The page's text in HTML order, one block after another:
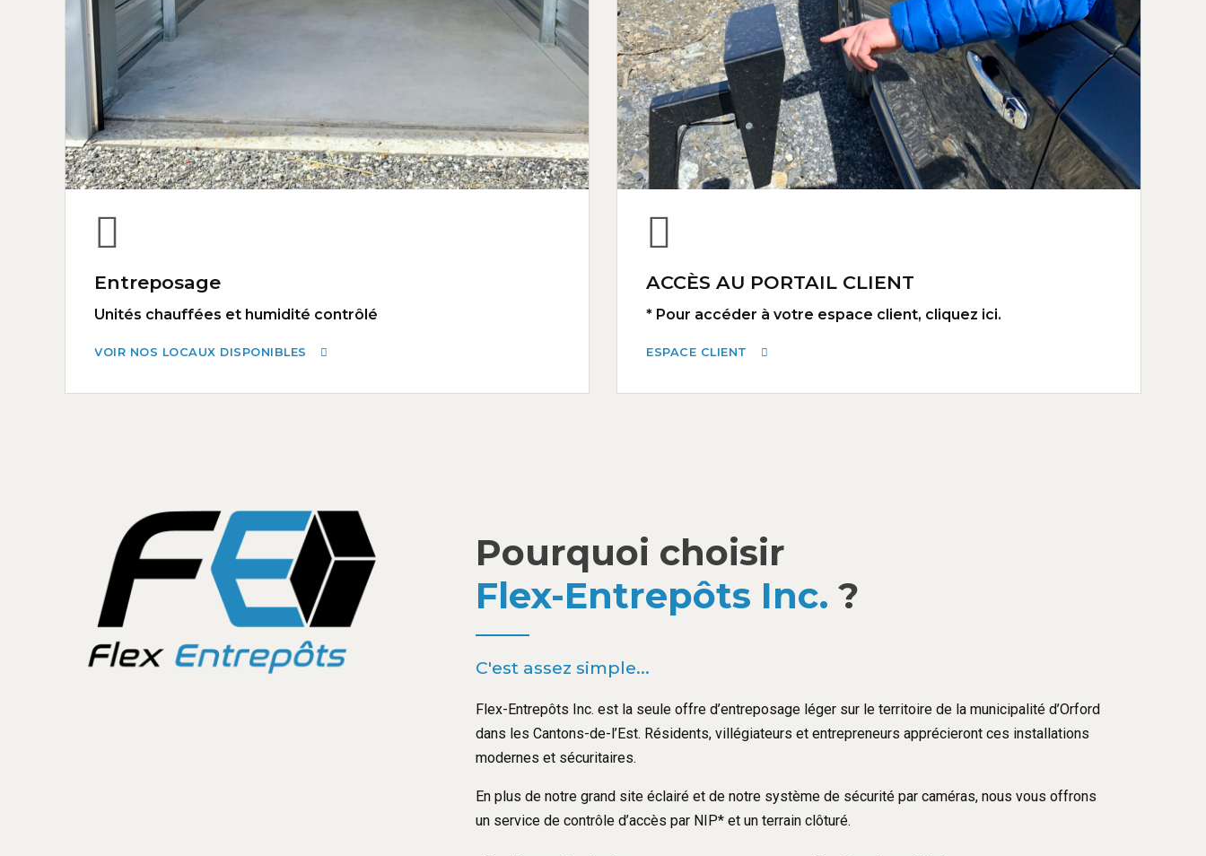
Entreposage
Unités chauffées et humidité contrôlé
VOIR NOS LOCAUX DISPONIBLES
ACCÈS AU PORTAIL CLIENT
* Pour accéder à votre espace client, cliquez ici.
ESPACE CLIENT
Pourquoi choisir
Flex-Entrepôts Inc. ?
C'est assez simple...
Flex-Entrepôts Inc. est la seule offre d’entreposage léger sur le territoire de la municipalité d’Orford
dans les Cantons-de-l’Est. Résidents, villégiateurs et entrepreneurs apprécieront ces installations
modernes et sécuritaires.
En plus de notre grand site éclairé et de notre système de sécurité par caméras, nous vous offrons
un service de contrôle d’accès par NIP* et un terrain clôturé.